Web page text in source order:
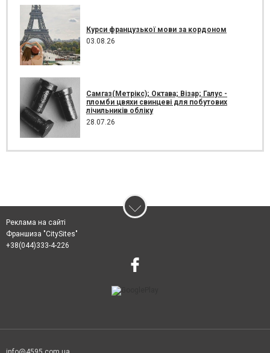
Курси французької мови за кордоном
03.08.26
Самгаз(Метрікс); Октава; Візар; Галус -
пломби цвяхи свинцеві для побутових
лічильників обліку
28.07.26
Реклама на сайті
Франшиза "CitySites"
+38(044)333-4-226